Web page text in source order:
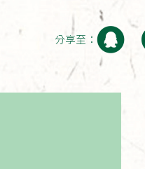
分享至：